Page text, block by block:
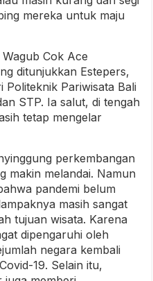
mereka untuk maju
Cok Ace
ditunjukkan Estepers,
Politeknik Pariwisata Bali
STP. Ia salut, di tengah
tetap mengelar
perkembangan
makin melandai. Namun
pandemi belum
masih sangat
tujuan wisata. Karena
dipengaruhi oleh
negara kembali
19. Selain itu,